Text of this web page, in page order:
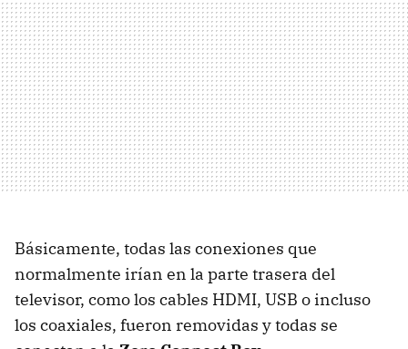
Básicamente, todas las conexiones que
normalmente irían en la parte trasera del
televisor, como los cables HDMI, USB o incluso
los coaxiales, fueron removidas y todas se